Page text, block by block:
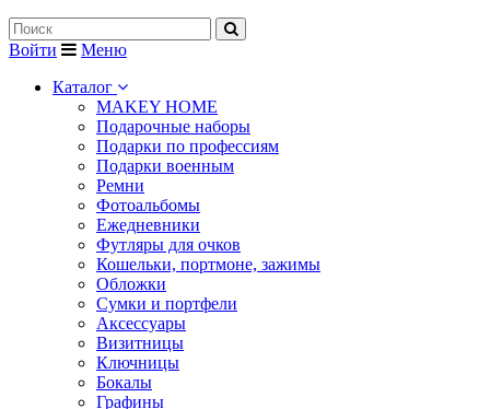
Войти
Меню
Каталог
MAKEY HOME
Подарочные наборы
Подарки по профессиям
Подарки военным
Ремни
Фотоальбомы
Ежедневники
Футляры для очков
Кошельки, портмоне, зажимы
Обложки
Сумки и портфели
Аксессуары
Визитницы
Ключницы
Бокалы
Графины